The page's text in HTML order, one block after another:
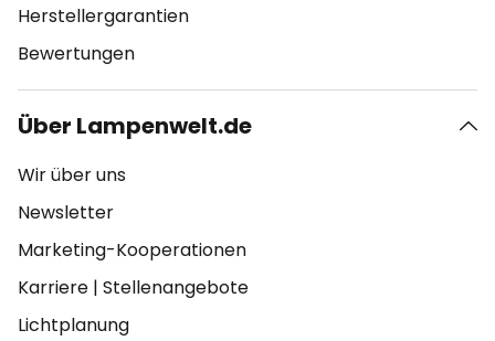
Herstellergarantien
Bewertungen
Über Lampenwelt.de
Wir über uns
Newsletter
Marketing-Kooperationen
Karriere | Stellenangebote
Lichtplanung